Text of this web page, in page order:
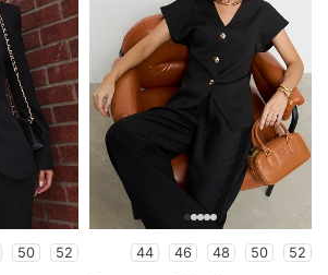
50 52 44 46 48 50 52